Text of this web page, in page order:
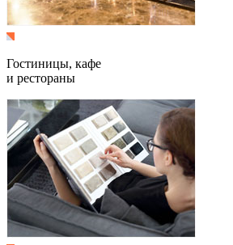
Гостиницы, кафе
и рестораны